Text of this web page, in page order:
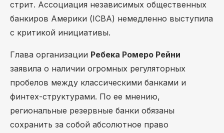
стрит. Ассоциация независимых общественных
банкиров Америки (ICBA) немедленно выступила
с критикой инициативы.
Глава организации Ребека Ромеро Рейни
заявила о наличии огромных регуляторных
пробелов между классическими банками и
финтех-структурами. По ее мнению,
региональные резервные банки обязаны
сохранить за собой абсолютное право